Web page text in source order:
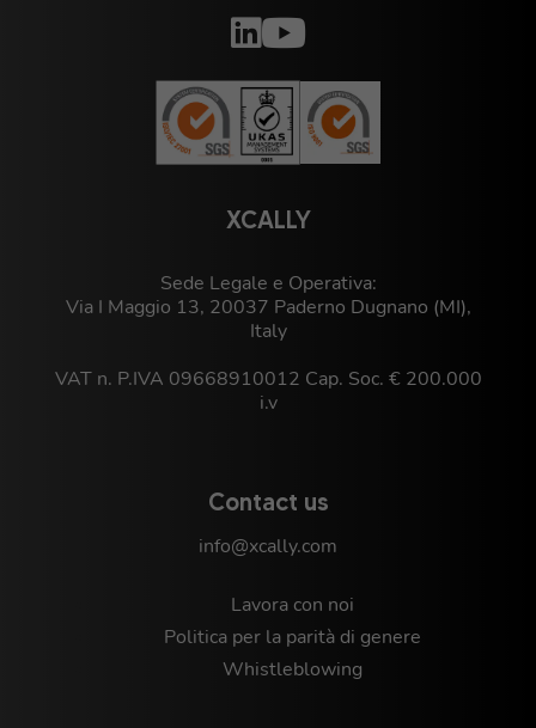
XCALLY
Sede Legale e Operativa:
Via I Maggio 13, 20037 Paderno Dugnano (MI),
Italy
VAT n. P.IVA 09668910012 Cap. Soc. € 200.000
i.v
Contact us
info@xcally.com
Lavora con noi
Politica per la parità di genere
Whistleblowing